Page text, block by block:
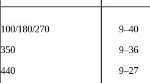
100/180/270
350
440
9–40
9–36
9–27